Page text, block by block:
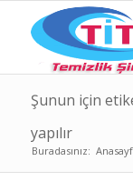
Şunun için
yapılır
Buradasınız: